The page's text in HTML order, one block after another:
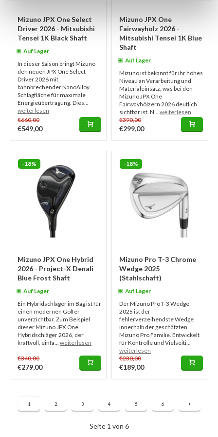
Mizuno JPX One Select
Driver 2026 - Mitsubishi
Tensei 1K Black Shaft
Auf Lager
In dieser Saison bringt Mizuno
den neuen JPX One Select
Driver 2026 mit
bahnbrechender NanoAlloy
Schlagfläche für maximale
Energieübertragung. Dies...
weiterlesen
€660,00
€549,00
Mizuno JPX One
Fairwayholz 2026 -
Mitsubishi Tensei 1K Blue
Shaft
Auf Lager
Mizuno ist bekannt für ihr hohes
Niveau an Verarbeitung und
Materialeinsatz, was bei den
Mizuno JPX One
Fairwayhölzern 2026 deutlich
sichtbar ist. N... weiterlesen
€390,00
€299,00
-18%
Mizuno JPX One Hybrid
2026 - Project-X Denali
Blue Frost Shaft
Auf Lager
Ein Hybridschläger im Bag ist für
einen modernen Golfer
unverzichtbar. Zum Beispiel
dieser Mizuno JPX One
Hybridschläger 2026, der
kraftvoll, einfa... weiterlesen
€340,00
€279,00
-18%
Mizuno Pro T-3 Chrome
Wedge 2025
(Stahlschaft)
Auf Lager
Der Mizuno Pro T-3 Wedge
2025 ist der
fehlerverzeihendste Wedge
innerhalb der geschätzten
Mizuno Pro Familie. Entwickelt
für Kontrolle und Vielseiti...
weiterlesen
€230,00
€189,00
Seite 1 von 6
1 2 3 4 5 6